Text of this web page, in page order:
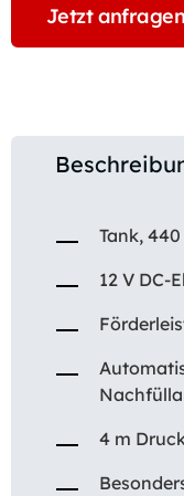
Jetzt anfragen
Tank,
12 V DC-
4 m